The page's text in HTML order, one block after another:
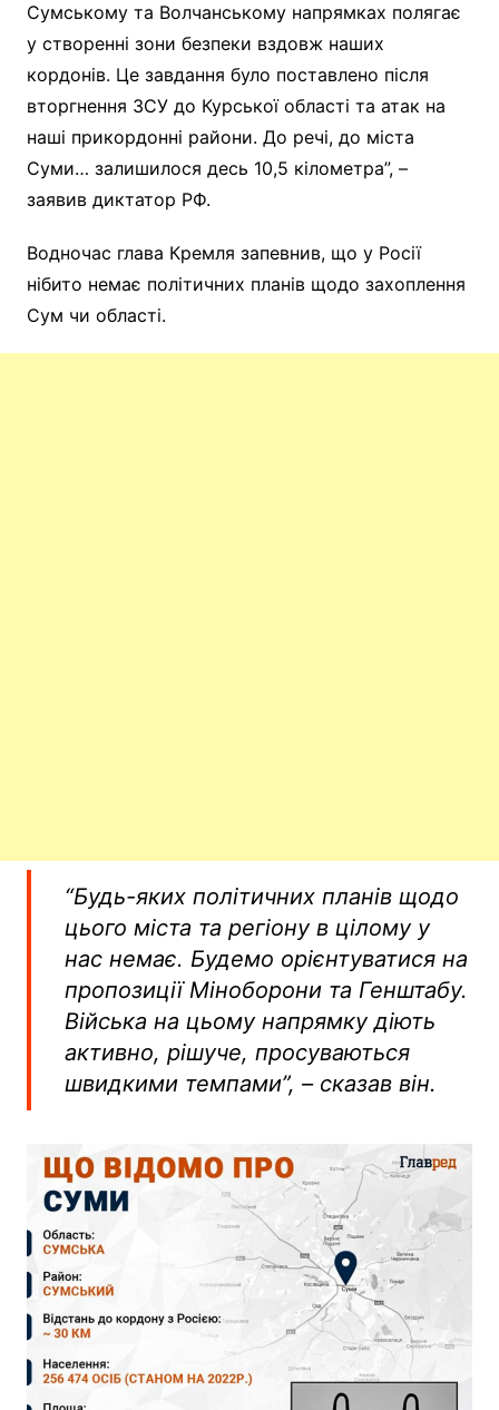
Сумському та Волчанському напрямках полягає
у створенні зони безпеки вздовж наших
кордонів. Це завдання було поставлено після
вторгнення ЗСУ до Курської області та атак на
наші прикордонні райони. До речі, до міста
Суми… залишилося десь 10,5 кілометра”, –
заявив диктатор РФ.
Водночас глава Кремля запевнив, що у Росії
нібито немає політичних планів щодо захоплення
Сум чи області.
“Будь-яких політичних планів щодо
цього міста та регіону в цілому у
нас немає. Будемо орієнтуватися на
пропозиції Міноборони та Генштабу.
Війська на цьому напрямку діють
активно, рішуче, просуваються
швидкими темпами”, – сказав він.